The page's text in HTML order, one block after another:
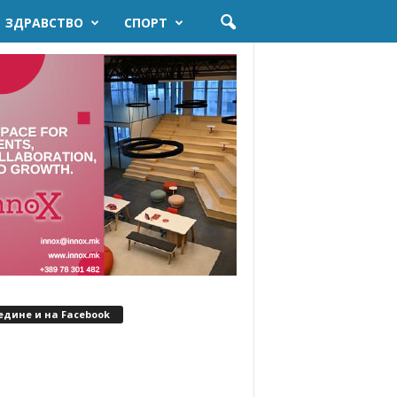
ЗДРАВСТВО СПОРТ
и на Facebook